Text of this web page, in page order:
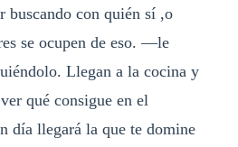
buscando con quién sí ,o
se ocupen de eso. —le
Llegan a la cocina y
qué consigue en el
llegará la que te domine